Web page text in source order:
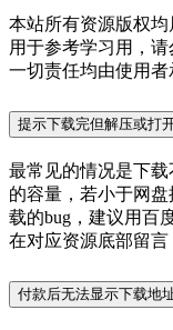
本站所有资源版权
用于参考学习用，
一切责任均由使用者
提示下载完但解压或打
最常见的情况是下
的容量，若小于网
载的bug，建议用百
在对应资源底部留言
付款后无法显示下载地